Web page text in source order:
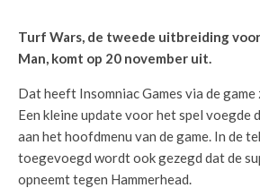
Turf Wars, de tweede uitbreiding voor
Man, komt op 20 november uit.
Dat heeft Insomniac Games via de
Een kleine update voor het spel voegde
aan het hoofdmenu van de game. In de
toegevoegd wordt ook gezegd dat de
opneemt tegen Hammerhead.